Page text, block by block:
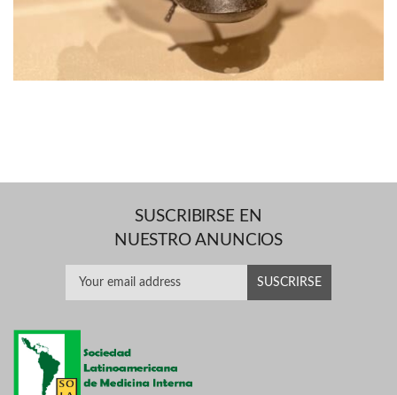
SUSCRIBIRSE EN
NUESTRO ANUNCIOS